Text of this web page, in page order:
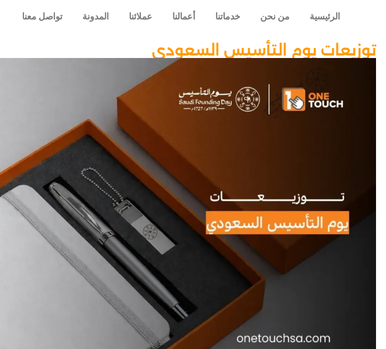
الرئيسية من نحن خدماتنا أعمالنا عملائنا المدونة تواصل معنا
توزيعات يوم التأسيس السعودي